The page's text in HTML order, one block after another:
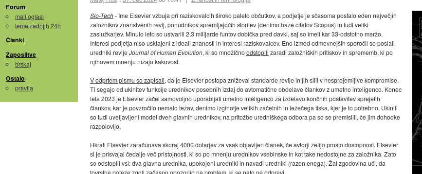
Forum
mali oglasi
teme zadnjih 24h
Članki
Zaposlitve
brskaj
Ostalo
pravila
Slo-Tech- Ime Elsevier vzbuja pri raziskovalcih široko paleto občutkov, a podjetje je sčasoma postalo eden največjih
založnikov znanstvenih revij, ponudnikov spremljajočih storitev (denimo baze citatov Scopus) in tudi veliki
zaslužkarjev. Minulo leto so ustvarili 2,3 milijarde funtov dobička pred davki, saj so imeli kar 33-odstotno maržo.
Interesi podjetja niso usklajeni z ideali znanosti in interesi raziskovalcev. Eno izmed odmevnejših sporočil so poslali
uredniki revijeJournal of Human Evolution, ki so množičnoodstopili zaradi založniških pritiskov in sprememb, ki po
njihovem mnenju nižajo kakovost.
V odprtem pismu so zapisali, da je Elsevier postopa zniževal standarde revije in jih silil v nesprejemljive kompromise.
Ti segajo od ukinitev funkcije urednikov posebnih izdaj do avtomatične obdelave člankov z umetno inteligenco. Konec
leta 2023 je Elsevier začel samovoljno uporabljati umetno inteligenco za izdelavo končnih postavitev sprejetih
člankov, kar je povzročilo nemalo težav, denimo izginotje velikih začetnih in ležečega tiska, kjer je to potrebno. Ukinili
so tudi uveljavljeni model dveh glavnih urednikov, na pritožbe uredniškega odbora pa so se premislili, če jim dohodke
razpolovijo.
Hkrati Elsevier zaračunava skoraj 4000 dolarjev za vsak objavljen članek, če avtorji želijo prosto dostopnost. Elsevier
si je prisvajal čedalje več pristojnosti, ki so po mnenju urednikov vsebinske in kot take nedostojne za založnika. Zato
so odstopili vsi: dva glavna urednika, upokojeni uredniki in navadi uredniki (razen enega). Žal zgodovina uči, da